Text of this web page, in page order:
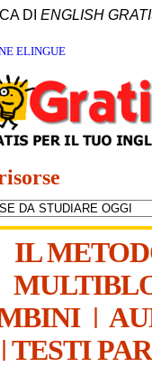
DI ENGLISH
ELINGUE
IL
|
| TESTI